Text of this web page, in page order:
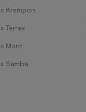
Krampon
Terrex
Mont
Samba